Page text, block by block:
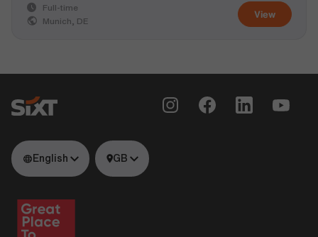
View
Full-time
Munich, DE
English GB